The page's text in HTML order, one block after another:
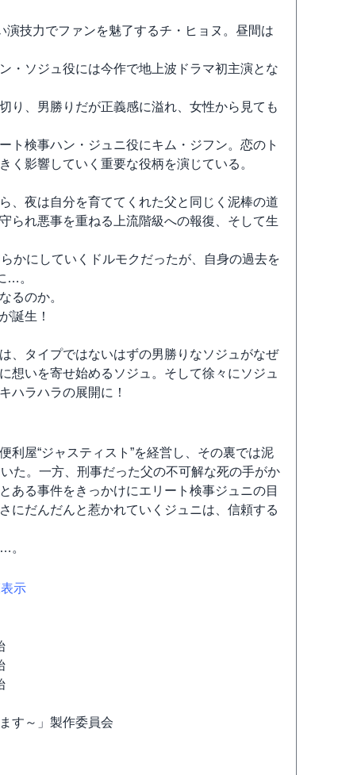
演技力でファンを魅了するチ・ヒョヌ。昼間は
・ソジュ役には今作で地上波ドラマ初主演とな
り、男勝りだが正義感に溢れ、女性から見ても
ト検事ハン・ジュニ役にキム・ジフン。恋のト
く影響していく重要な役柄を演じている。
、夜は自分を育ててくれた父と同じく泥棒の道
られ悪事を重ねる上流階級への報復、そして生
かにしていくドルモクだったが、自身の過去を
…。
るのか。
誕生！
、タイプではないはずの男勝りなソジュがなぜ
想いを寄せ始めるソジュ。そして徐々にソジュ
ハラハラの展開に！
利屋“ジャスティスト”を経営し、その裏では泥
た。一方、刑事だった父の不可解な死の手がか
ある事件をきっかけにエリート検事ジュニの目
にだんだんと惹かれていくジュニは、信頼する
。
示
す～」製作委員会